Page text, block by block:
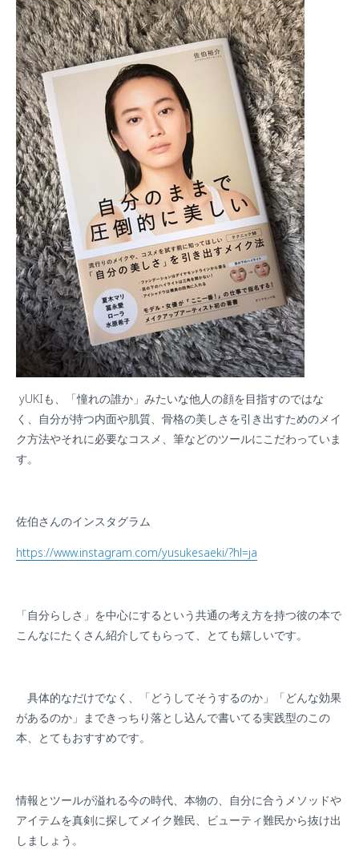
yUKIも、「憧れの誰か」みたいな他人の顔を目指すのではな
く、自分が持つ内面や肌質、骨格の美しさを引き出すためのメイ
ク方法やそれに必要なコスメ、筆などのツールにこだわっていま
す。
佐伯さんのインスタグラム
https://www.instagram.com/yusukesaeki/?hl=ja
「自分らしさ」を中心にするという共通の考え方を持つ彼の本で
こんなにたくさん紹介してもらって、とても嬉しいです。
具体的なだけでなく、「どうしてそうするのか」「どんな効果
があるのか」まできっちり落とし込んで書いてる実践型のこの
本、とてもおすすめです。
情報とツールが溢れる今の時代、本物の、自分に合うメソッドや
アイテムを真剣に探してメイク難民、ビューティ難民から抜け出
しましょう。